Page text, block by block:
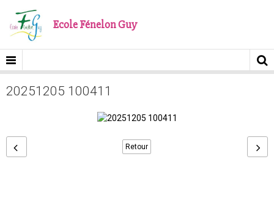
Ecole Fénelon Guy
20251205 100411
Retour